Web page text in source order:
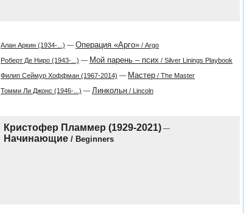
Алан Аркин (1934-...) — Операция «Арго» / Argo
Роберт Де Ниро (1943-...) — Мой парень – псих / Silver Linings Playbook
Филип Сеймур Хоффман (1967-2014) — Мастер / The Master
Томми Ли Джонс (1946-...) — Линкольн / Lincoln
Кристофер Пламмер (1929-2021) —
Начинающие / Beginners